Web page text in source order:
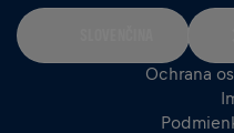
Ochrana